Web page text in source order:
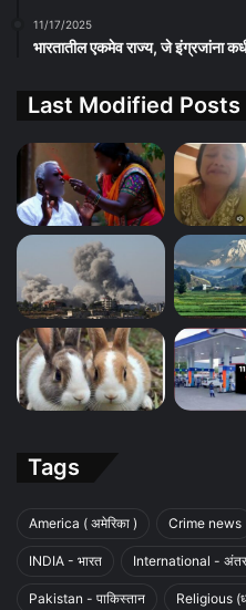
11/17/2025
भारतातील एकमेव राज्य, जे इंग्रजांना
Last Modified Posts
Tags
America ( अमेरिका ) Crime news
INDIA - भारत International -
Pakistan - पाकिस्तान Religious